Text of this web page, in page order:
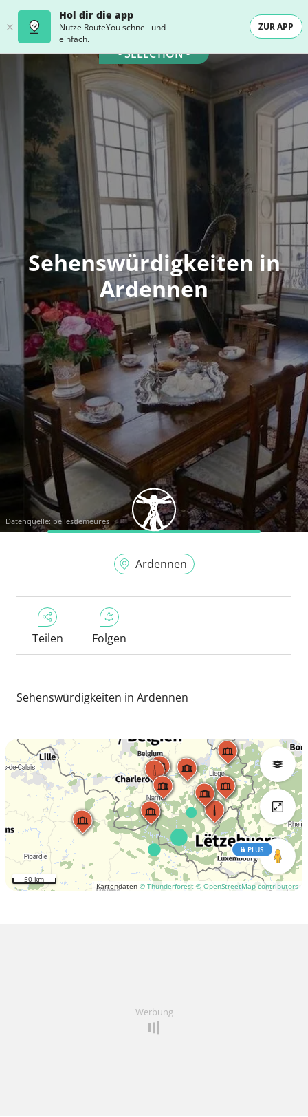
Hol dir die app
Nutze RouteYou schnell und
einfach.
ZUR APP
- SELECTION -
Sehenswürdigkeiten in
Ardennen
Datenquelle:bellesdemeures
Ardennen
Teilen Folgen
Sehenswürdigkeiten in Ardennen
Kartendaten © Thunderforest © OpenStreetMap contributors
PLUS
50 km
Werbung